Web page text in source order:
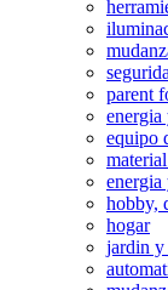
parent
energia
equipo
energia
hobby,
hogar
jardin y